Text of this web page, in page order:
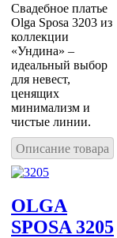
Свадебное платье
Olga Sposa 3203 из
коллекции
«Ундина» –
идеальный выбор
для невест,
ценящих
минимализм и
чистые линии.
Описание товара
OLGA
SPOSA 3205